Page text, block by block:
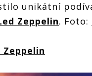
unikátní
Zeppelin. Foto:
Zeppelin